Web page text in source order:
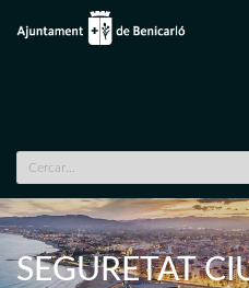
SEGURETAT